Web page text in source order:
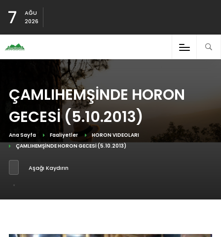
7
AĞU
2026
ÇAMLIHEMŞİNDE HORON
GECESİ (5.10.2013)
Ana Sayfa Faaliyetler
HORON VIDEOLARI
ÇAMLIHEMŞİNDE HORON GECESİ (5.10.2013)
Aşağı Kaydırın